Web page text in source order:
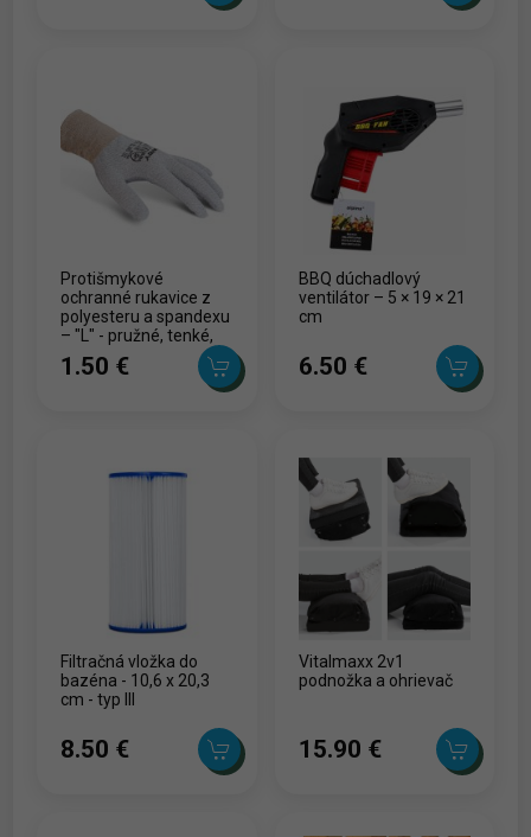
Protišmykové
ochranné rukavice z
polyesteru a spandexu
– "L" - pružné, tenké,
priedušné – 1 pár
1.50 ‎€
BBQ dúchadlový
ventilátor – 5 × 19 × 21
cm
6.50 ‎€
Filtračná vložka do
bazéna - 10,6 x 20,3
cm - typ III
8.50 ‎€
Vitalmaxx 2v1
podnožka a ohrievač
15.90 ‎€